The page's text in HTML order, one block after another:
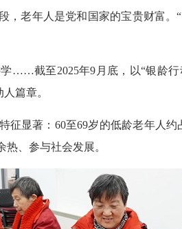
，老年人是党和国家的宝贵财富
……截至2025年9月底，以“银龄
篇章。
征显著：60至69岁的低龄老年人
、参与社会发展。